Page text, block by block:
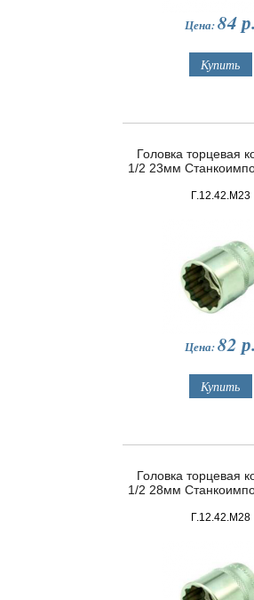
Цена:84
Головка торцевая
1/2 23мм
Г.12.42.М23
Цена:82
Головка торцевая
1/2 28мм
Г.12.42.М28